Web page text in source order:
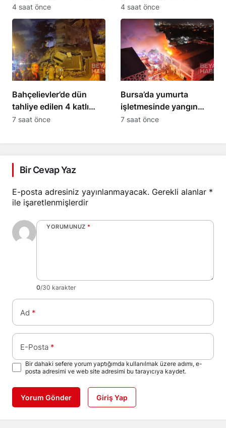
hayatını kaybetti
4 saat önce
yaşındaki kadın
yaşamını yitirdi
4 saat önce
Bahçelievler’de dün
tahliye edilen 4 katlı
bina çöktü
7 saat önce
Bursa’da yumurta
işletmesinde yangın
çıktı, itfaiye eri etkilendi
7 saat önce
Bir Cevap Yaz
E-posta adresiniz yayınlanmayacak. Gerekli alanlar *
ile işaretlenmişlerdir
YORUMUNUZ *
0/30 karakter
Ad *
E-Posta *
Bir dahaki sefere yorum yaptığımda kullanılmak üzere adımı, e-
posta adresimi ve web site adresimi bu tarayıcıya kaydet.
Yorum Gönder Giriş Yap